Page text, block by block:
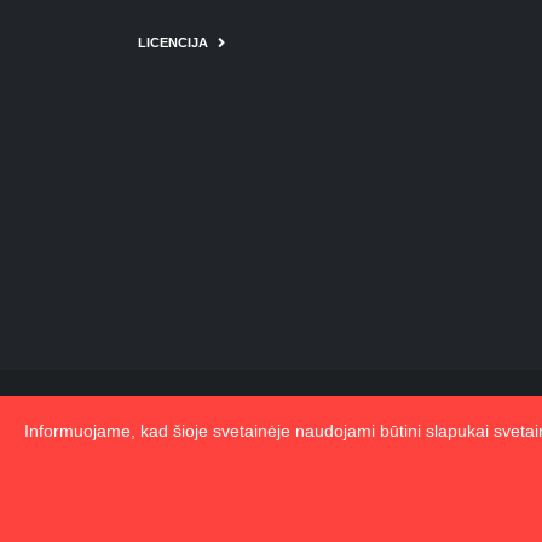
LICENCIJA
Informuojame, kad šioje svetainėje naudojami būtini slapukai